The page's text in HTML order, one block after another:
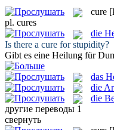
cure
pl. cures
die
Is there a cure for stupidity?
Gibt es eine Heilung für
das
die
die
другие переводы 1
свернуть